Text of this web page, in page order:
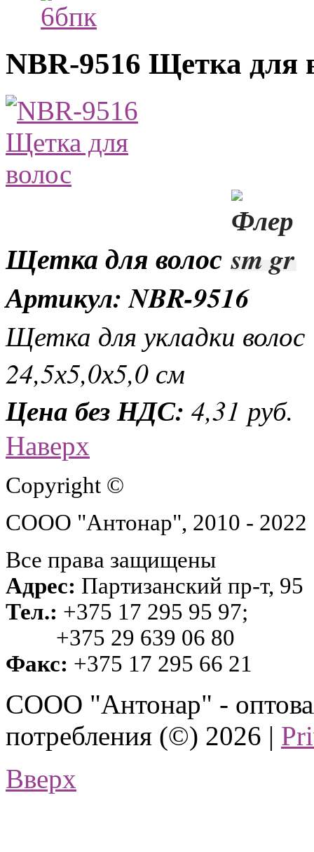
NBR-9516 Щетка для
Щетка для волос
Артикул: NBR-9516
Щетка для укладки
24,5х5,0х5,0 см
Цена без НДС: 4,31 руб.
Наверх
Copyright ©
СООО "Антонар", 2010 - 2022
Все права защищены
Адрес: Партизанский пр-т, 95
Тел.: +375 17 295 95 97;
+375 29 639 06 80
Факс: +375 17 295 66 21
СООО "Антонар" -
потребления (©) 2026 |
Вверх